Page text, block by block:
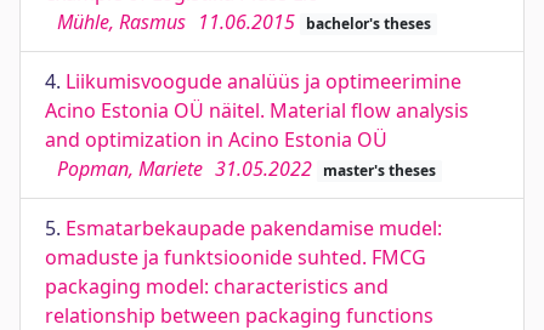
Mühle, Rasmus 11.06.2015 bachelor's theses
4. Liikumisvoogude analüüs ja optimeerimine
Acino Estonia OÜ näitel. Material flow analysis
and optimization in Acino Estonia OÜ
Popman, Mariete 31.05.2022 master's theses
5. Esmatarbekaupade pakendamise mudel:
omaduste ja funktsioonide suhted. FMCG
packaging model: characteristics and
relationship between packaging functions